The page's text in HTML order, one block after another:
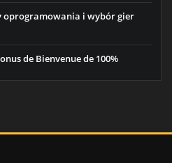
oprogramowania i wybór gier
de Bienvenue de 100%